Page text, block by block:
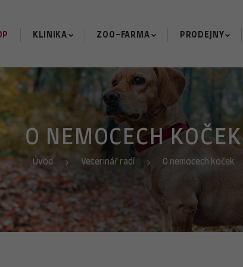
KLINIKA ZOO-FARMA PRODEJNY
O NEMOCECH KOČEK
Úvod Veterinář radí O nemocech koček